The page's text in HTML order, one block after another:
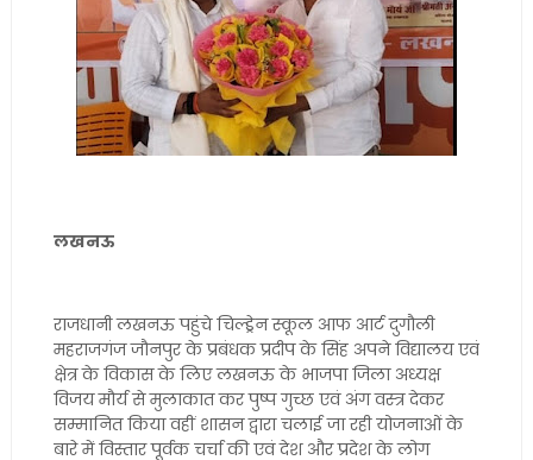
लखनऊ
राजधानी लखनऊ पहुंचे चिल्ड्रेन स्कूल आफ आर्ट दुगौली
महराजगंज जौनपुर के प्रबंधक प्रदीप के सिंह अपने विद्यालय एवं
क्षेत्र के विकास के लिए लखनऊ के भाजपा जिला अध्यक्ष
विजय मौर्य से मुलाकात कर पुष्प गुच्छ एवं अंग वस्त्र देकर
सम्मानित किया वहीं शासन द्वारा चलाई जा रही योजनाओं के
बारे में विस्तार पूर्वक चर्चा की एवं देश और प्रदेश के लोग